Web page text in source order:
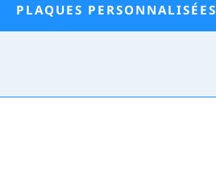
PLAQUES PERSONNALISÉES